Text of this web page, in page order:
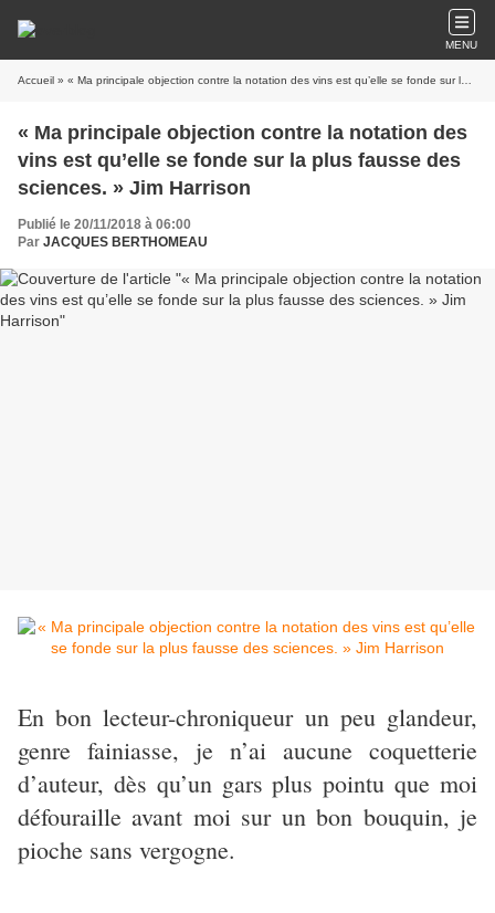
MENU
Accueil » « Ma principale objection contre la notation des vins est qu’elle se fonde sur la plus fausse des sciences. » Jim Harrison
« Ma principale objection contre la notation des
vins est qu’elle se fonde sur la plus fausse des
sciences. » Jim Harrison
Publié le 20/11/2018 à 06:00
Par JACQUES BERTHOMEAU
En bon lecteur-chroniqueur un peu glandeur,
genre fainiasse, je n’ai aucune coquetterie
d’auteur, dès qu’un gars plus pointu que moi
défouraille avant moi sur un bon bouquin, je
pioche sans vergogne.